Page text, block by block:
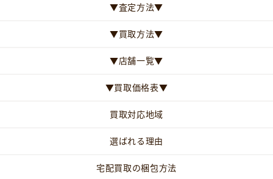
▼査定方法▼
▼買取方法▼
▼店舗一覧▼
▼買取価格表▼
買取対応地域
選ばれる理由
宅配買取の梱包方法